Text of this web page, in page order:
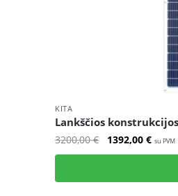
KITA
Lankščios
3200,00€
Original
price
3200,00 €.
1392,00 €
price
su PVM